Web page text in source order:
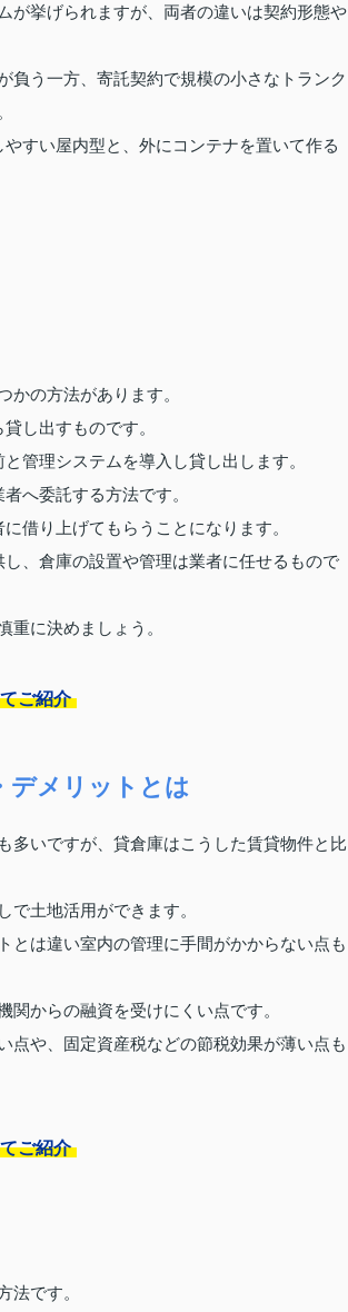
が挙げられますが、両者の違いは契約形態や
負う一方、寄託契約で規模の小さなトランク
すい屋内型と、外にコンテナを置いて作る
かの方法があります。
し出すものです。
管理システムを導入し貸し出します。
へ委託する方法です。
借り上げてもらうことになります。
、倉庫の設置や管理は業者に任せるもので
重に決めましょう。
ご紹介
デメリットとは
多いですが、貸倉庫はこうした賃貸物件と比
で土地活用ができます。
とは違い室内の管理に手間がかからない点も
からの融資を受けにくい点です。
点や、固定資産税などの節税効果が薄い点も
ご紹介
法です。